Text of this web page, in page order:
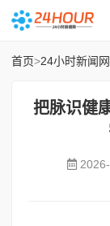
首页>24小时新闻网
把脉识健